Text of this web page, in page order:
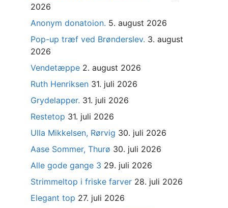
2026
Anonym donatoion. 5. august 2026
Pop-up træf ved Brønderslev. 3. august
2026
Vendetæppe 2. august 2026
Ruth Henriksen 31. juli 2026
Grydelapper. 31. juli 2026
Restetop 31. juli 2026
Ulla Mikkelsen, Rørvig 30. juli 2026
Aase Sommer, Thurø 30. juli 2026
Alle gode gange 3 29. juli 2026
Strimmeltop i friske farver 28. juli 2026
Elegant top 27. juli 2026